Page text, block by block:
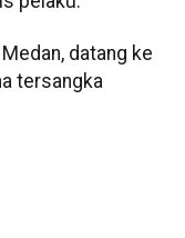
datang ke
tersangka